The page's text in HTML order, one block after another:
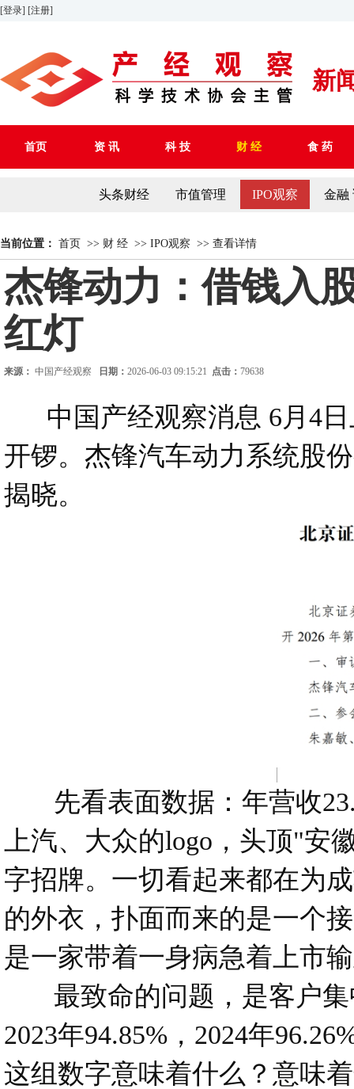
[登录] [注册]
新
首页 资 讯 科 技 财 经 食 药
头条财经 市值管理 IPO观察 金融
当前位置： 首页 >> 财 经 >> IPO观察 >> 查看详情
杰锋动力：借钱入
红灯
来源： 中国产经观察 日期： 2026-06-03 09:15:21 点击： 79638
中国产经观察消息 6月4日
开锣。杰锋汽车动力系统股
揭晓。
先看表面数据：年营收
上汽、大众的logo，头顶"
字招牌。一切看起来都在为
的外衣，扑面而来的是一个
是一家带着一身病急着上市
最致命的问题，是客户集
2023年94.85%，2024年
这组数字意味着什么？意味